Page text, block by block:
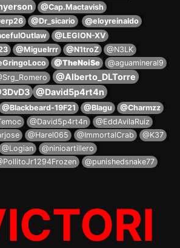
@Cap.Mactavish
@Dr_sicario
@eloyreinaldo
@LEGION-XV
@Miguelrrr @N1troZ
@N3LK
@TheNoiSe
@aguamineral9
@Alberto_DLTorre
@David5p4rt4n
@Blackbeard-19F21 @Blagu
@Charmzz
@David5p4rt4n
@EddAvilaRuiz
@Harel065 @ImmortalCrab
@K37
@Logian
@ninioartillero
@punishedsnake77